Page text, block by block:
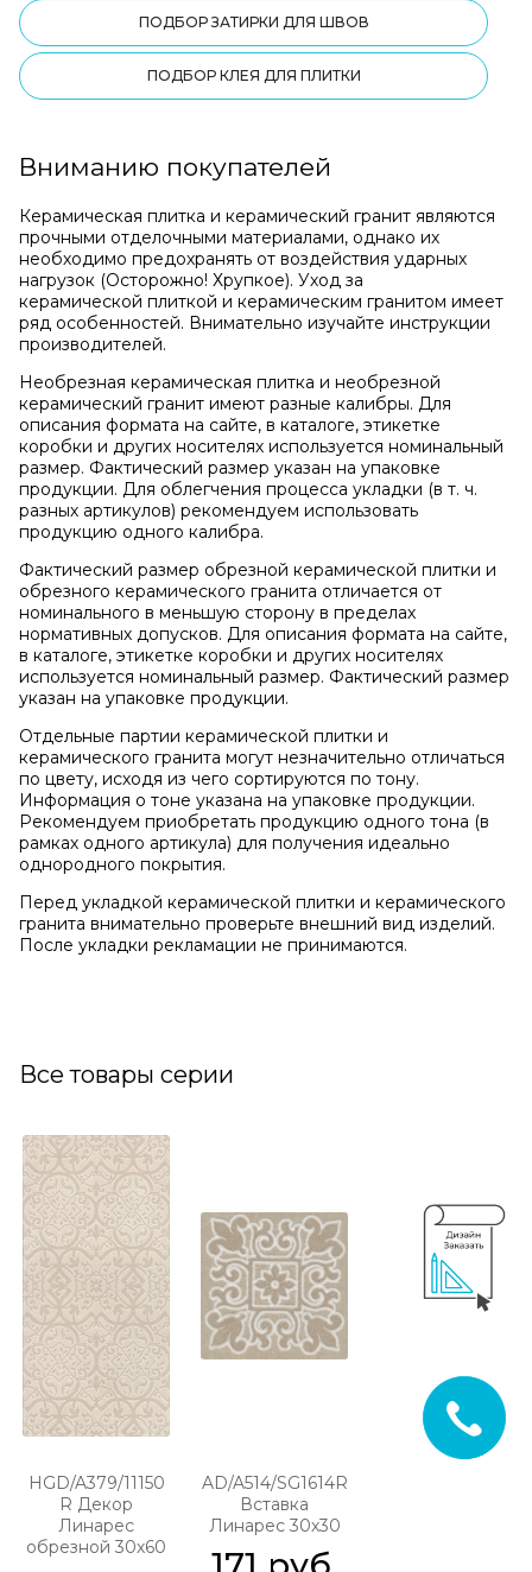
ПОДБОР ЗАТИРКИ ДЛЯ ШВОВ
ПОДБОР КЛЕЯ ДЛЯ ПЛИТКИ
Вниманию покупателей
Керамическая плитка и керамический гранит являются
прочными отделочными материалами, однако их
необходимо предохранять от воздействия ударных
нагрузок (Осторожно! Хрупкое). Уход за
керамической плиткой и керамическим гранитом имеет
ряд особенностей. Внимательно изучайте инструкции
производителей.
Необрезная керамическая плитка и необрезной
керамический гранит имеют разные калибры. Для
описания формата на сайте, в каталоге, этикетке
коробки и других носителях используется номинальный
размер. Фактический размер указан на упаковке
продукции. Для облегчения процесса укладки (в т. ч.
разных артикулов) рекомендуем использовать
продукцию одного калибра.
Фактический размер обрезной керамической плитки и
обрезного керамического гранита отличается от
номинального в меньшую сторону в пределах
нормативных допусков. Для описания формата на сайте,
в каталоге, этикетке коробки и других носителях
используется номинальный размер. Фактический размер
указан на упаковке продукции.
Отдельные партии керамической плитки и
керамического гранита могут незначительно отличаться
по цвету, исходя из чего сортируются по тону.
Информация о тоне указана на упаковке продукции.
Рекомендуем приобретать продукцию одного тона (в
рамках одного артикула) для получения идеально
однородного покрытия.
Перед укладкой керамической плитки и керамического
гранита внимательно проверьте внешний вид изделий.
После укладки рекламации не принимаются.
Все товары серии
HGD/A379/11150
R Декор
Линарес
обрезной 30х60
AD/A514/SG1614R
Вставка
Линарес 30х30